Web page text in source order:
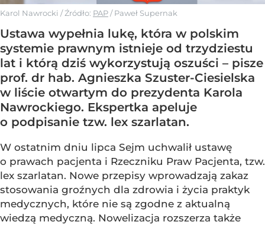
Karol Nawrocki / Źródło: PAP/Paweł Supernak
Ustawa wypełnia lukę, która w polskim
systemie prawnym istnieje od trzydziestu
lat i którą dziś wykorzystują oszuści – pisze
prof. dr hab. Agnieszka Szuster-Ciesielska
w liście otwartym do prezydenta Karola
Nawrockiego. Ekspertka apeluje
o podpisanie tzw. lex szarlatan.
W ostatnim dniu lipca Sejm uchwalił ustawę
o prawach pacjenta i Rzeczniku Praw Pacjenta, tzw.
lex szarlatan. Nowe przepisy wprowadzają zakaz
stosowania groźnych dla zdrowia i życia praktyk
medycznych, które nie są zgodne z aktualną
wiedzą medyczną. Nowelizacja rozszerza także